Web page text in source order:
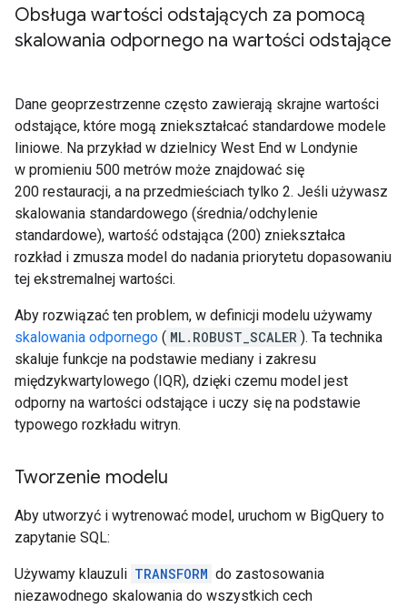
Obsługa wartości odstających za pomocą
skalowania odpornego na wartości odstające
Dane geoprzestrzenne często zawierają skrajne wartości
odstające, które mogą zniekształcać standardowe modele
liniowe. Na przykład w dzielnicy West End w Londynie
w promieniu 500 metrów może znajdować się
200 restauracji, a na przedmieściach tylko 2. Jeśli używasz
skalowania standardowego (średnia/odchylenie
standardowe), wartość odstająca (200) zniekształca
rozkład i zmusza model do nadania priorytetu dopasowaniu
tej ekstremalnej wartości.
Aby rozwiązać ten problem, w definicji modelu używamy
skalowania odpornego ( ML.ROBUST_SCALER ). Ta technika
skaluje funkcje na podstawie mediany i zakresu
międzykwartylowego (IQR), dzięki czemu model jest
odporny na wartości odstające i uczy się na podstawie
typowego rozkładu witryn.
Tworzenie modelu
Aby utworzyć i wytrenować model, uruchom w BigQuery to
zapytanie SQL:
Używamy klauzuli TRANSFORM do zastosowania
niezawodnego skalowania do wszystkich cech